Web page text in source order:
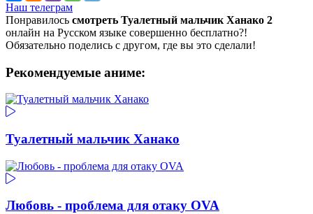
Наш телеграм
Понравилось смотреть Туалетный мальчик Ханако 2
онлайн на Русском языке совершенно бесплатно?!
Обязательно поделись с другом, где вы это сделали!
Рекомендуемые аниме:
Туалетный мальчик Ханако
Любовь - проблема для отаку OVA